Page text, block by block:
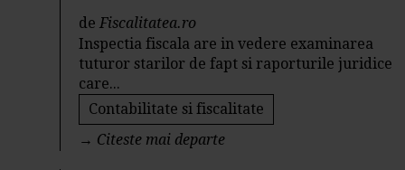
deFiscalitatea.ro
Inspectia fiscala are in vedere examinarea
tuturor starilor de fapt si raporturile juridice
care...
Contabilitate si fiscalitate
→ Citeste mai departe